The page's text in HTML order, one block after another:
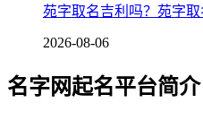
苑字取名吉利吗？苑字取
2026-08-06
名字网起名平台简介